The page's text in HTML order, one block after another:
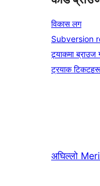
विकास लग
Subversion
ट्र्याकमा ब्राउज
ट्रयाक टिकटहरू
अघिल्लो